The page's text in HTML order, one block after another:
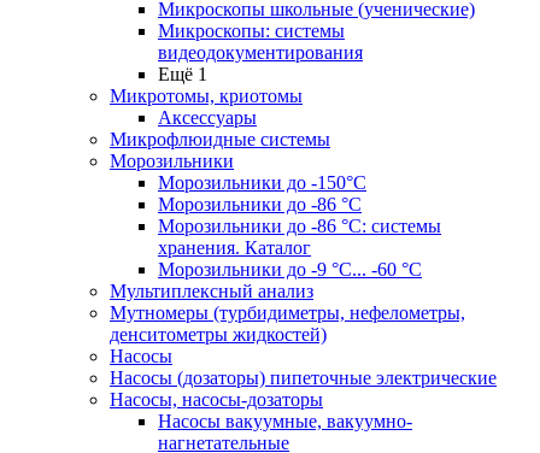
Микроскопы школьные (ученические)
Микроскопы: системы
видеодокументирования
Ещё 1
Микротомы, криотомы
Аксессуары
Микрофлюидные системы
Морозильники
Морозильники до -150°С
Морозильники до -86 °C
Морозильники до -86 °C: системы
хранения. Каталог
Морозильники до -9 °C... -60 °C
Мультиплексный анализ
Мутномеры (турбидиметры, нефелометры,
денситометры жидкостей)
Насосы
Насосы (дозаторы) пипеточные электрические
Насосы, насосы-дозаторы
Насосы вакуумные, вакуумно-
нагнетательные